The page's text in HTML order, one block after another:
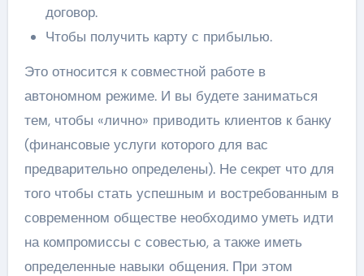
договор.
Чтобы получить карту с прибылью.
Это относится к совместной работе в
автономном режиме. И вы будете заниматься
тем, чтобы «лично» приводить клиентов к банку
(финансовые услуги которого для вас
предварительно определены). Не секрет что для
того чтобы стать успешным и востребованным в
современном обществе необходимо уметь идти
на компромиссы с совестью, а также иметь
определенные навыки общения. При этом